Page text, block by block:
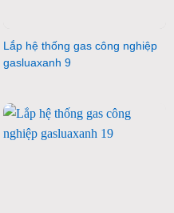
Lắp hệ thống gas công nghiệp
gasluaxanh 9